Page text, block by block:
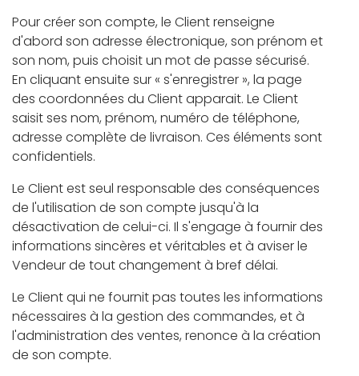
Pour créer son compte, le Client renseigne
d'abord son adresse électronique, son prénom et
son nom, puis choisit un mot de passe sécurisé.
En cliquant ensuite sur « s'enregistrer », la page
des coordonnées du Client apparait. Le Client
saisit ses nom, prénom, numéro de téléphone,
adresse complète de livraison. Ces éléments sont
confidentiels.
Le Client est seul responsable des conséquences
de l'utilisation de son compte jusqu'à la
désactivation de celui-ci. Il s'engage à fournir des
informations sincères et véritables et à aviser le
Vendeur de tout changement à bref délai.
Le Client qui ne fournit pas toutes les informations
nécessaires à la gestion des commandes, et à
l'administration des ventes, renonce à la création
de son compte.